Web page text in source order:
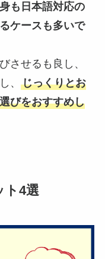
も日本語対応の
ケースも多いで
させるも良し、
、 じっくりとお
びをおすすめし
ト4選